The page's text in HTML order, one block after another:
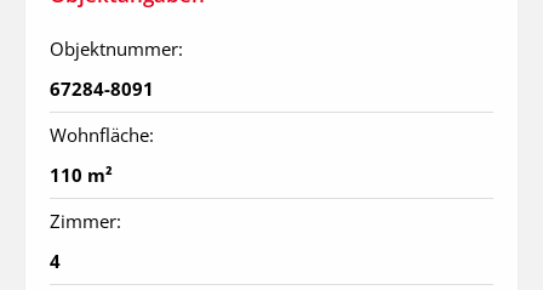
Objektnummer:
67284-8091
Wohnfläche:
110 m²
Zimmer:
4